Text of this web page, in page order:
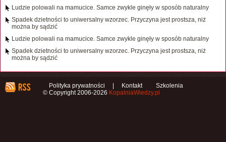
Ludzie polowali na mamucice. Samce zwykle ginęły w sposób naturalny
Spadek dzietności to uniwersalny wzorzec. Przyczyna jest prostsza, niż
można by sądzić
Ludzie polowali na mamucice. Samce zwykle ginęły w sposób naturalny
Spadek dzietności to uniwersalny wzorzec. Przyczyna jest prostsza, niż
można by sądzić
Polityka prywatności Kontakt
Szkolenia
© Copyright 2006-2026 KopalniaWiedzy.pl